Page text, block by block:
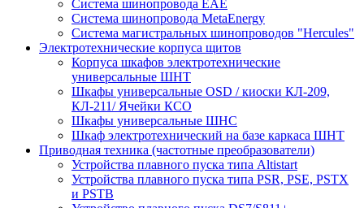
Система шинопровода EAE
Система шинопровода MetaEnergy
Система магистральных шинопроводов "Hercules"
Электротехнические корпуса щитов
Корпуса шкафов электротехнические
универсальные ШНТ
Шкафы универсальные OSD / киоски КЛ-209,
КЛ-211/ Ячейки КСО
Шкафы универсальные ШНС
Шкаф электротехнический на базе каркаса ШНТ
Приводная техника (частотные преобразователи)
Устройства плавного пуска типа Altistart
Устройства плавного пуска типа PSR, PSE, PSTX
и PSTB